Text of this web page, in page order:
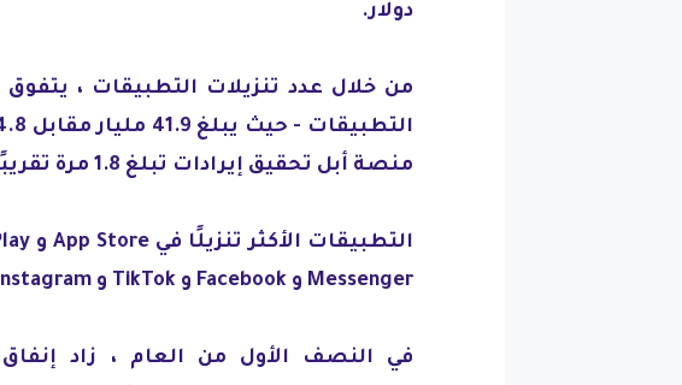
دولار.
منصة أبل تحقيق إيرادات تبلغ 1.8 مرة تقريبًا.
Messenger و Facebook و TikTok و Instagram.
في النصف الأول من العام ، زاد